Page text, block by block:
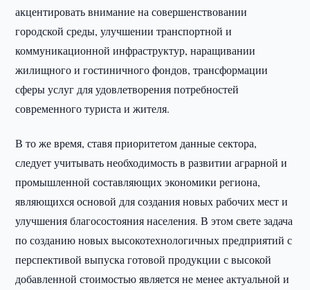
акцентировать внимание на совершенствовании
городской среды, улучшении транспортной и
коммуникационной инфраструктур, наращивании
жилищного и гостиничного фондов, трансформации
сферы услуг для удовлетворения потребностей
современного туриста и жителя.
В то же время, ставя приоритетом данные сектора,
следует учитывать необходимость в развитии аграрной и
промышленной составляющих экономики региона,
являющихся основой для создания новых рабочих мест и
улучшения благосостояния населения. В этом свете задача
по созданию новых высокотехнологичных предприятий с
перспективой выпуска готовой продукции с высокой
добавленной стоимостью является не менее актуальной и